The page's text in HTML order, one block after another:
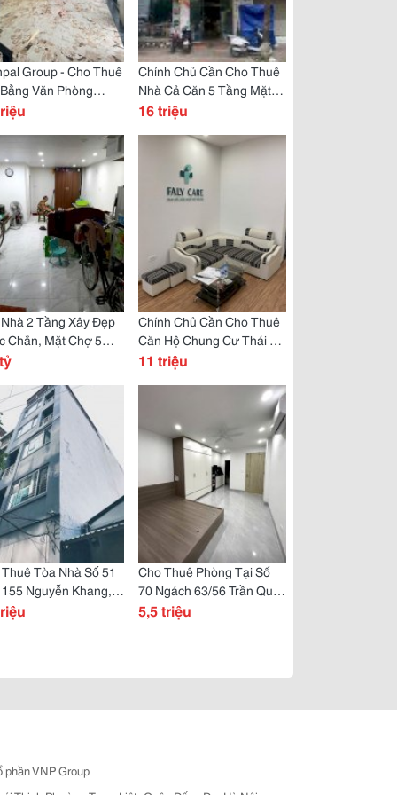
Group - Cho Thuê
Văn Phòng
1, Kđt Geleximco Lê
Chính Chủ Cần Cho Thuê
Nhà Cả Căn 5 Tầng Mặt
Phố Số 131 Vũ Tông
16 triệu
2 Tầng Xây Đẹp
Chắn, Mặt Chợ 5
Buôn Bán Sầm Uất,
Ngõ 293 Hoặc
Đường Tam
Hoàng Mai, Hà Nội.
Chính Chủ Cần Cho Thuê
Căn Hộ Chung Cư Thái Hà
Bộ Công An, 43 Phạm Văn
11 triệu
Tòa Nhà Số 51
Nguyễn Khang,
Cầu Giấy
Cho Thuê Phòng Tại Số
70 Ngách 63/56 Trần Quốc
Vượng, Phường Dịch
5,5 triệu
phần VNP Group